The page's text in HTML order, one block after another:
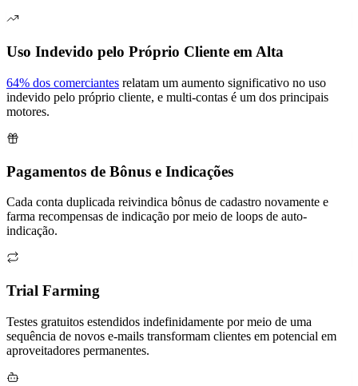
Uso Indevido pelo Próprio Cliente em Alta
64% dos comerciantes relatam um aumento significativo no uso
indevido pelo próprio cliente, e multi-contas é um dos principais
motores.
Pagamentos de Bônus e Indicações
Cada conta duplicada reivindica bônus de cadastro novamente e
farma recompensas de indicação por meio de loops de auto-
indicação.
Trial Farming
Testes gratuitos estendidos indefinidamente por meio de uma
sequência de novos e-mails transformam clientes em potencial em
aproveitadores permanentes.